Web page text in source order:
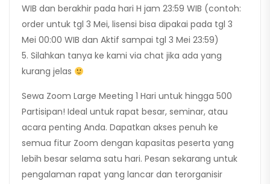
WIB dan berakhir pada hari H jam 23:59 WIB (contoh:
order untuk tgl 3 Mei, lisensi bisa dipakai pada tgl 3
Mei 00:00 WIB dan Aktif sampai tgl 3 Mei 23:59)
5. Silahkan tanya ke kami via chat jika ada yang
kurang jelas
Sewa Zoom Large Meeting 1 Hari untuk hingga 500
Partisipan! Ideal untuk rapat besar, seminar, atau
acara penting Anda. Dapatkan akses penuh ke
semua fitur Zoom dengan kapasitas peserta yang
lebih besar selama satu hari. Pesan sekarang untuk
pengalaman rapat yang lancar dan terorganisir